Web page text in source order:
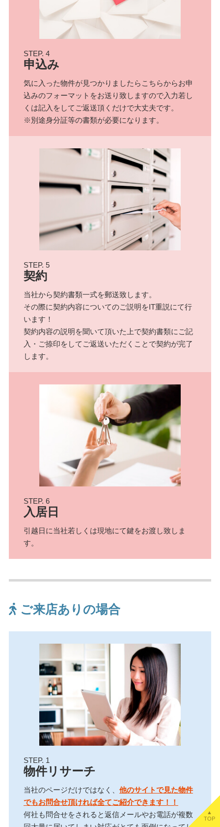
STEP. 4
申込み
気に入った物件が見つかりましたらこちらからお申
込みのフォーマットをお送り致しますので入力若し
くは記入をしてご返送頂くだけで大丈夫です。
※別途身分証等の書類が必要になります。
STEP. 5
契約
当社から契約書類一式を郵送致します。
その際に契約内容についてのご説明をIT重説にて行
います！
契約内容の説明を聞いて頂いた上で契約書類にご記
入・ご捺印をしてご返送いただくことで契約が完了
します。
STEP. 6
入居日
引越日に当社若しくは現地にて鍵をお渡し致しま
す。
ご来店ありの場合
STEP. 1
物件リサーチ
当社のページだけではなく、 他のサイトで見た物件
でもお問合せ頂ければ全てご紹介できます！！
何社も問合せをされると返信メールやお電話が複数
▲
TOP